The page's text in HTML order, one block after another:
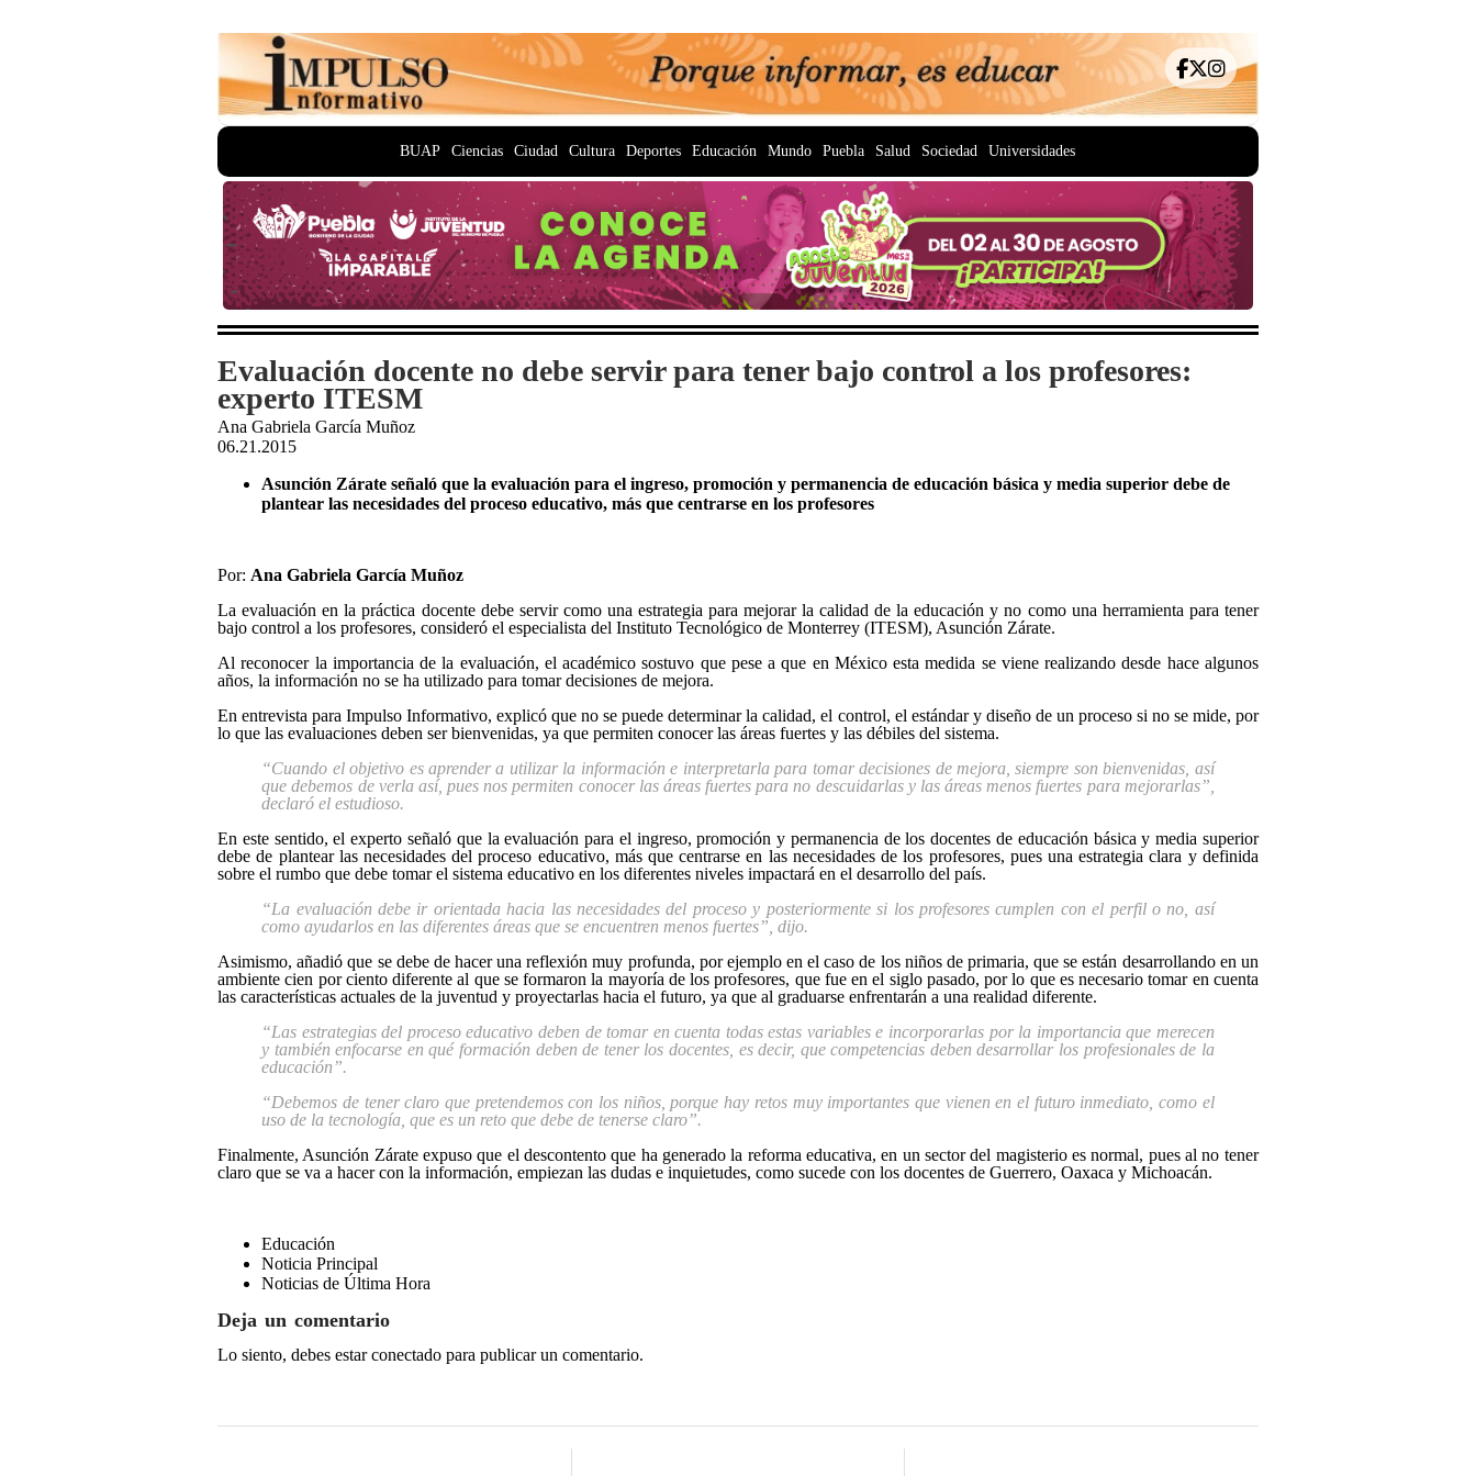
BUAP Ciencias Ciudad Cultura Deportes Educación Mundo Puebla Salud Sociedad Universidades
Evaluación docente no debe servir para tener bajo control a los profesores:
experto ITESM
Ana Gabriela García Muñoz
06.21.2015
Asunción Zárate señaló que la evaluación para el ingreso, promoción y permanencia de educación básica y media superior debe de
plantear las necesidades del proceso educativo, más que centrarse en los profesores
Por:Ana Gabriela García Muñoz
La evaluación en la práctica docente debe servir como una estrategia para mejorar la calidad de la educación y no como una herramienta para tener
bajo control a los profesores, consideró el especialista del Instituto Tecnológico de Monterrey (ITESM), Asunción Zárate.
Al reconocer la importancia de la evaluación, el académico sostuvo que pese a que en México esta medida se viene realizando desde hace algunos
años, la información no se ha utilizado para tomar decisiones de mejora.
En entrevista para Impulso Informativo, explicó que no se puede determinar la calidad, el control, el estándar y diseño de un proceso si no se mide, por
lo que las evaluaciones deben ser bienvenidas, ya que permiten conocer las áreas fuertes y las débiles del sistema.
“Cuando el objetivo es aprender a utilizar la información e interpretarla para tomar decisiones de mejora, siempre son bienvenidas, así
que debemos de verla así, pues nos permiten conocer las áreas fuertes para no descuidarlas y las áreas menos fuertes para mejorarlas”,
declaró el estudioso.
En este sentido, el experto señaló que la evaluación para el ingreso, promoción y permanencia de los docentes de educación básica y media superior
debe de plantear las necesidades del proceso educativo, más que centrarse en las necesidades de los profesores, pues una estrategia clara y definida
sobre el rumbo que debe tomar el sistema educativo en los diferentes niveles impactará en el desarrollo del país.
“La evaluación debe ir orientada hacia las necesidades del proceso y posteriormente si los profesores cumplen con el perfil o no, así
como ayudarlos en las diferentes áreas que se encuentren menos fuertes”, dijo.
Asimismo, añadió que se debe de hacer una reflexión muy profunda, por ejemplo en el caso de los niños de primaria, que se están desarrollando en un
ambiente cien por ciento diferente al que se formaron la mayoría de los profesores, que fue en el siglo pasado, por lo que es necesario tomar en cuenta
las características actuales de la juventud y proyectarlas hacia el futuro, ya que al graduarse enfrentarán a una realidad diferente.
“Las estrategias del proceso educativo deben de tomar en cuenta todas estas variables e incorporarlas por la importancia que merecen
y también enfocarse en qué formación deben de tener los docentes, es decir, que competencias deben desarrollar los profesionales de la
educación”.
“Debemos de tener claro que pretendemos con los niños, porque hay retos muy importantes que vienen en el futuro inmediato, como el
uso de la tecnología, que es un reto que debe de tenerse claro”.
Finalmente, Asunción Zárate expuso que el descontento que ha generado la reforma educativa, en un sector del magisterio es normal, pues al no tener
claro que se va a hacer con la información, empiezan las dudas e inquietudes, como sucede con los docentes de Guerrero, Oaxaca y Michoacán.
Educación
Noticia Principal
Noticias de Última Hora
Deja un comentario
Lo siento, debes estarconectado para publicar un comentario.